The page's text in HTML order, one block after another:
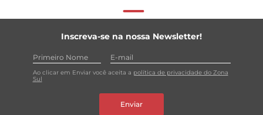
Inscreva-se na nossa Newsletter!
Ao clicar em Enviar você aceita a política de privacidade do Zona
Sul
Enviar